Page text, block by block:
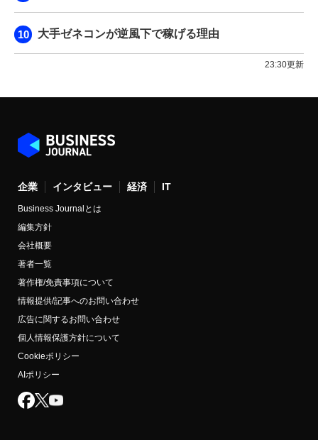
大手ゼネコンが逆風下で稼げる理由
23:30更新
企業 インタビュー 経済 IT
Business Journalとは
編集方針
会社概要
著者一覧
著作権/免責事項について
情報提供/記事へのお問い合わせ
広告に関するお問い合わせ
個人情報保護方針について
Cookieポリシー
AIポリシー